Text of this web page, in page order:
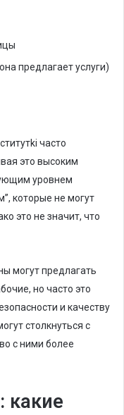
предлагает услуги)
часто
это высоким
уровнем
которые не могут
это не значит, что
могут предлагать
но часто это
и качеству
столкнуться с
с ними более
какие